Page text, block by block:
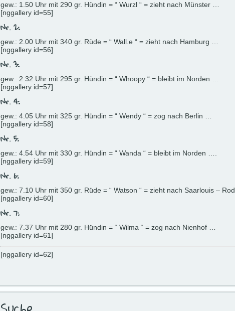
gew.: 1.50 Uhr mit 290 gr. Hündin = “ Wurzl “ = zieht nach Münster …
[nggallery id=55]
Nr. 2:
gew.: 2.00 Uhr mit 340 gr. Rüde = “ Wall.e “ = zieht nach Hamburg …
[nggallery id=56]
Nr. 3:
gew.: 2.32 Uhr mit 295 gr. Hündin = “ Whoopy “ = bleibt im Norden …
[nggallery id=57]
Nr. 4:
gew.: 4.05 Uhr mit 325 gr. Hündin = “ Wendy “ = zog nach Berlin …
[nggallery id=58]
Nr. 5:
gew.: 4.54 Uhr mit 330 gr. Hündin = “ Wanda “ = bleibt im Norden ….
[nggallery id=59]
Nr. 6:
gew.: 7.10 Uhr mit 350 gr. Rüde = “ Watson “ = zieht nach Saarlouis –
[nggallery id=60]
Nr. 7:
gew.: 7.37 Uhr mit 280 gr. Hündin = “ Wilma “ = zog nach Nienhof …
[nggallery id=61]
[nggallery id=62]